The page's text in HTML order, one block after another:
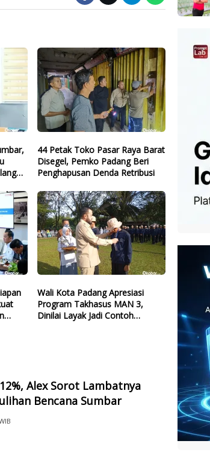
44 Petak Toko Pasar Raya Barat
Disegel, Pemko Padang Beri
Penghapusan Denda Retribusi
Wali Kota Padang Apresiasi
Program Takhasus MAN 3,
Dinilai Layak Jadi Contoh
Alex Sorot Lambatnya
Bencana Sumbar